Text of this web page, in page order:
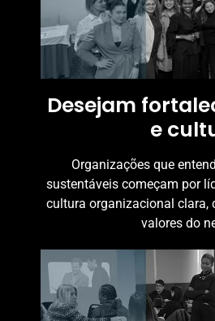
Desejam
e
Organizações que
sustentáveis começam por
cultura organizacional clara,
valores do